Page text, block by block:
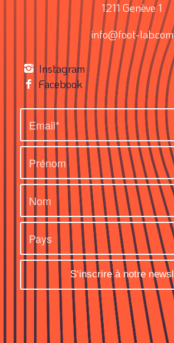
1211 Genève 1
info@foot-lab.com
Instagram
Facebook